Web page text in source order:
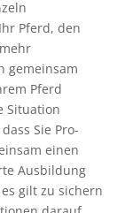
Pferd, den
gemeinsam
Pferd
Situation
Sie Pro-
einen
Ausbildung
gilt zu sichern